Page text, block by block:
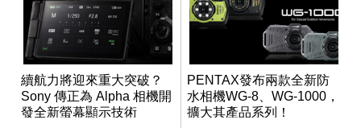
續航力將迎來重大突破？
Sony 傳正為 Alpha 相機開
發全新螢幕顯示技術
PENTAX發布兩款全新防
水相機WG-8、WG-1000，
擴大其產品系列！